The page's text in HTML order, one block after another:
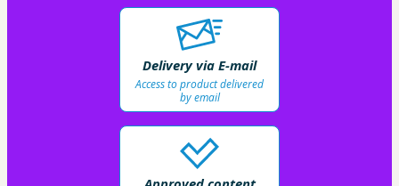
Delivery via E-mail
Access to product delivered
by email